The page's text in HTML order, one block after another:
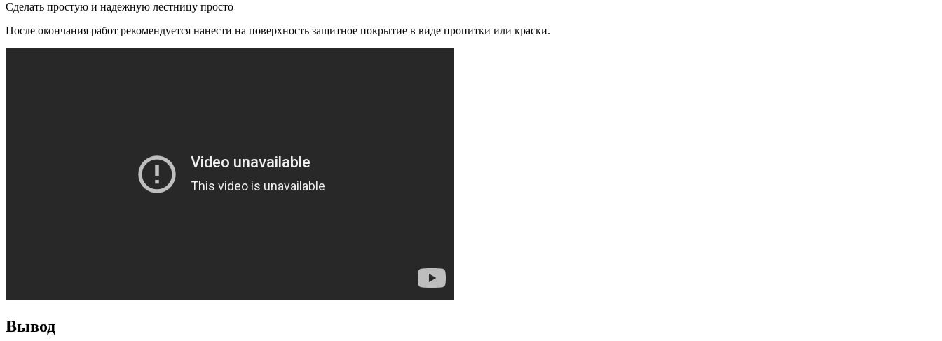
Сделать простую и надежную лестницу просто
После окончания работ рекомендуется нанести на поверхность защитное покрытие в виде пропитки или краски.
Вывод